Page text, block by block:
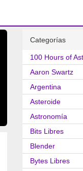
Categorías
100 Hours of
Aaron Swartz
Argentina
Asteroide
Astronomía
Bits Libres
Blender
Bytes Libres